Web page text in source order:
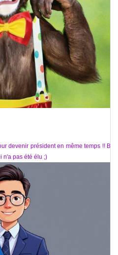
devenir président en même temps !! Bon
n'a pas été élu ;)